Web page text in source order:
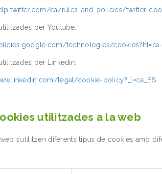
ca/rules-and-policies/twitter-
per Youtube:
technologies/cookies?hl=ca-
per Linkedin:
legal/cookie-policy?_l=ca_ES
utilitzades a la web
s’utilitzen diferents tipus de cookies amb